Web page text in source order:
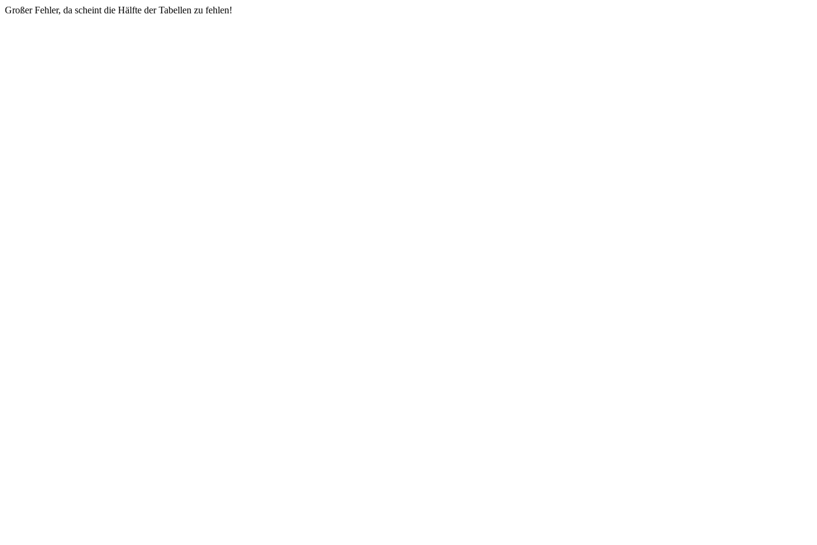
Großer Fehler, da scheint die Hälfte der Tabellen zu fehlen!